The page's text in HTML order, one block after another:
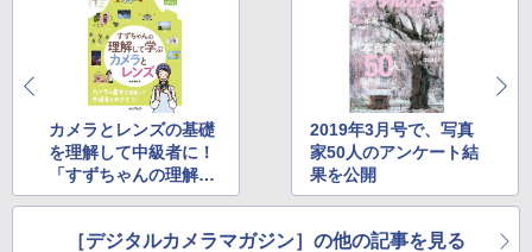
カメラとレンズの基礎
を理解して中級者に！
「すずちゃんの理解し
て学ぶカメラとレン
2019年3月号で、写真
家50人のアンケート結
果を公開
［デジタルカメラマガジン］の他の記事を見る